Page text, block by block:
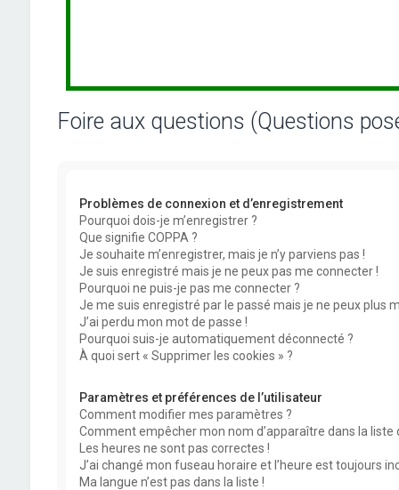
Foire aux questions (Questions
Problèmes de connexion et d’enregistrement
Pourquoi dois-je m’enregistrer ?
Que signifie COPPA ?
Je souhaite m’enregistrer, mais je n’y parviens pas !
Je suis enregistré mais je ne peux pas me connecter !
Pourquoi ne puis-je pas me connecter ?
Je me suis enregistré par le passé mais je ne peux plus
J’ai perdu mon mot de passe !
Pourquoi suis-je automatiquement déconnecté ?
À quoi sert « Supprimer les cookies » ?
Paramètres et préférences de l’utilisateur
Comment modifier mes paramètres ?
Comment empêcher mon nom d’apparaître dans la
Les heures ne sont pas correctes !
J’ai changé mon fuseau horaire et l’heure est toujours
Ma langue n’est pas dans la liste !